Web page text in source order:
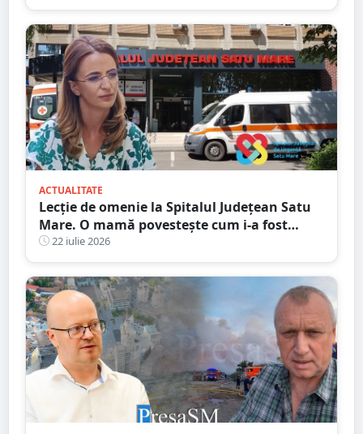
ACTUALITATE
Lecție de omenie la Spitalul Județean Satu
Mare. O mamă povestește cum i-a fost
salvată speranța
22 iulie 2026